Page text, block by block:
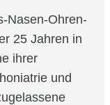
Nasen-Ohren-
25 Jahren in
ihrer
und